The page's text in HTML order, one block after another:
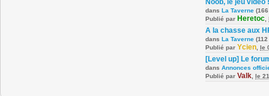
Noob, le jeu vidéo !
dans La Taverne
Publié par Heretoc
A la chasse aux
dans La Taverne
Publié par Ycien le
[Level up] Le
dans Annonces
Publié par Valk le